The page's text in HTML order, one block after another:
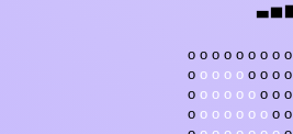
▃ ▅
o o o o o o o o o
o o o o o o o o o
o o o o o o o o o
o o o o o o o o o